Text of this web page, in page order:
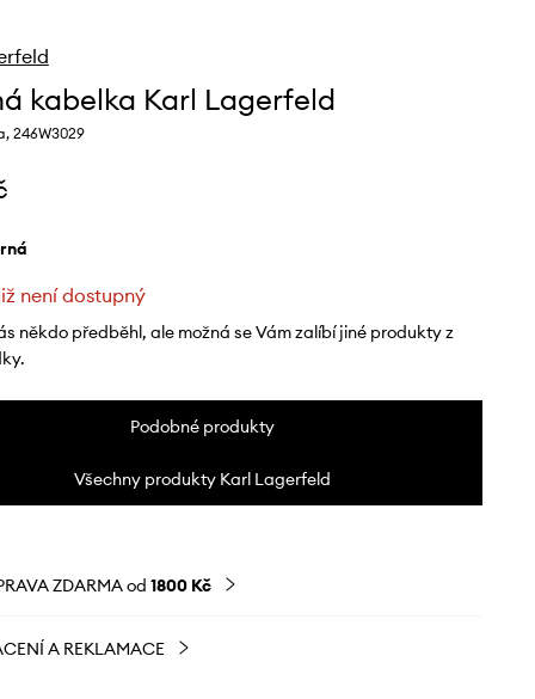
kabelka Karl Lagerfeld
246W3029
není dostupný
někdo předběhl, ale možná se Vám zalíbí jiné produkty z
Podobné produkty
Všechny produkty Karl Lagerfeld
ZDARMA od 1800 Kč
A REKLAMACE